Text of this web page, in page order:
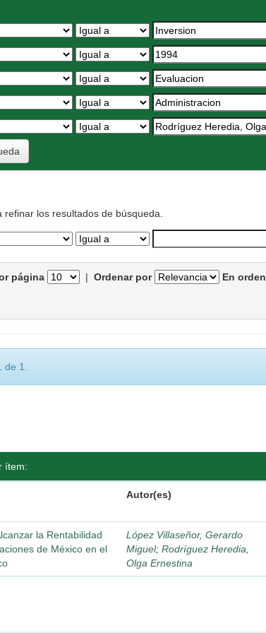
refinar los resultados de búsqueda.
página | Ordenar por En orden
1.
ítem:
Autor(es)
la Rentabilidad
de México en el
López Villaseñor, Gerardo
Miguel;Rodríguez Heredia,
Olga Ernestina